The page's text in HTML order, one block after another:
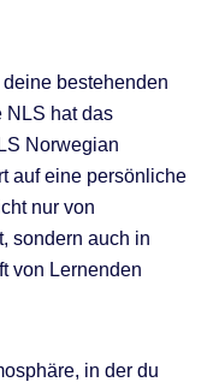
bestehenden
NLS hat das
Norwegian
auf eine persönliche
nur von
sondern auch in
von Lernenden
in der du